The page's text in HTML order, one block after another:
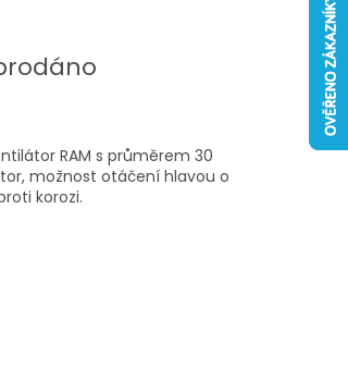
RAM s průměrem 30
možnost otáčení hlavou o
korozi.